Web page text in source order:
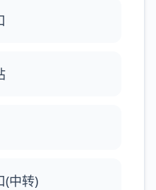
(中转)